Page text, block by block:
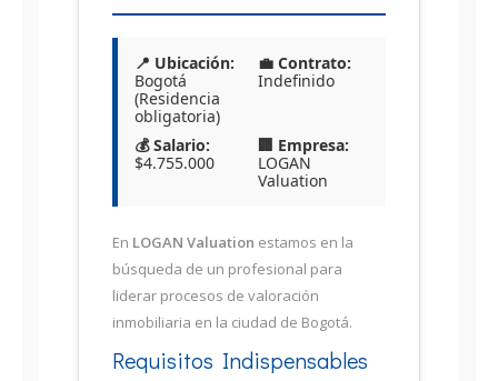
📍 Ubicación:
Bogotá
(Residencia
obligatoria)
💼 Contrato:
Indefinido
💰 Salario:
$4.755.000
🏢 Empresa:
LOGAN
Valuation
En LOGAN Valuation estamos en la
búsqueda de un profesional para
liderar procesos de valoración
inmobiliaria en la ciudad de Bogotá.
Requisitos Indispensables